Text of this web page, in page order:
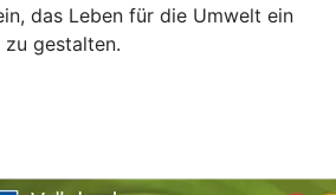
das Leben für die Umwelt ein
gestalten.